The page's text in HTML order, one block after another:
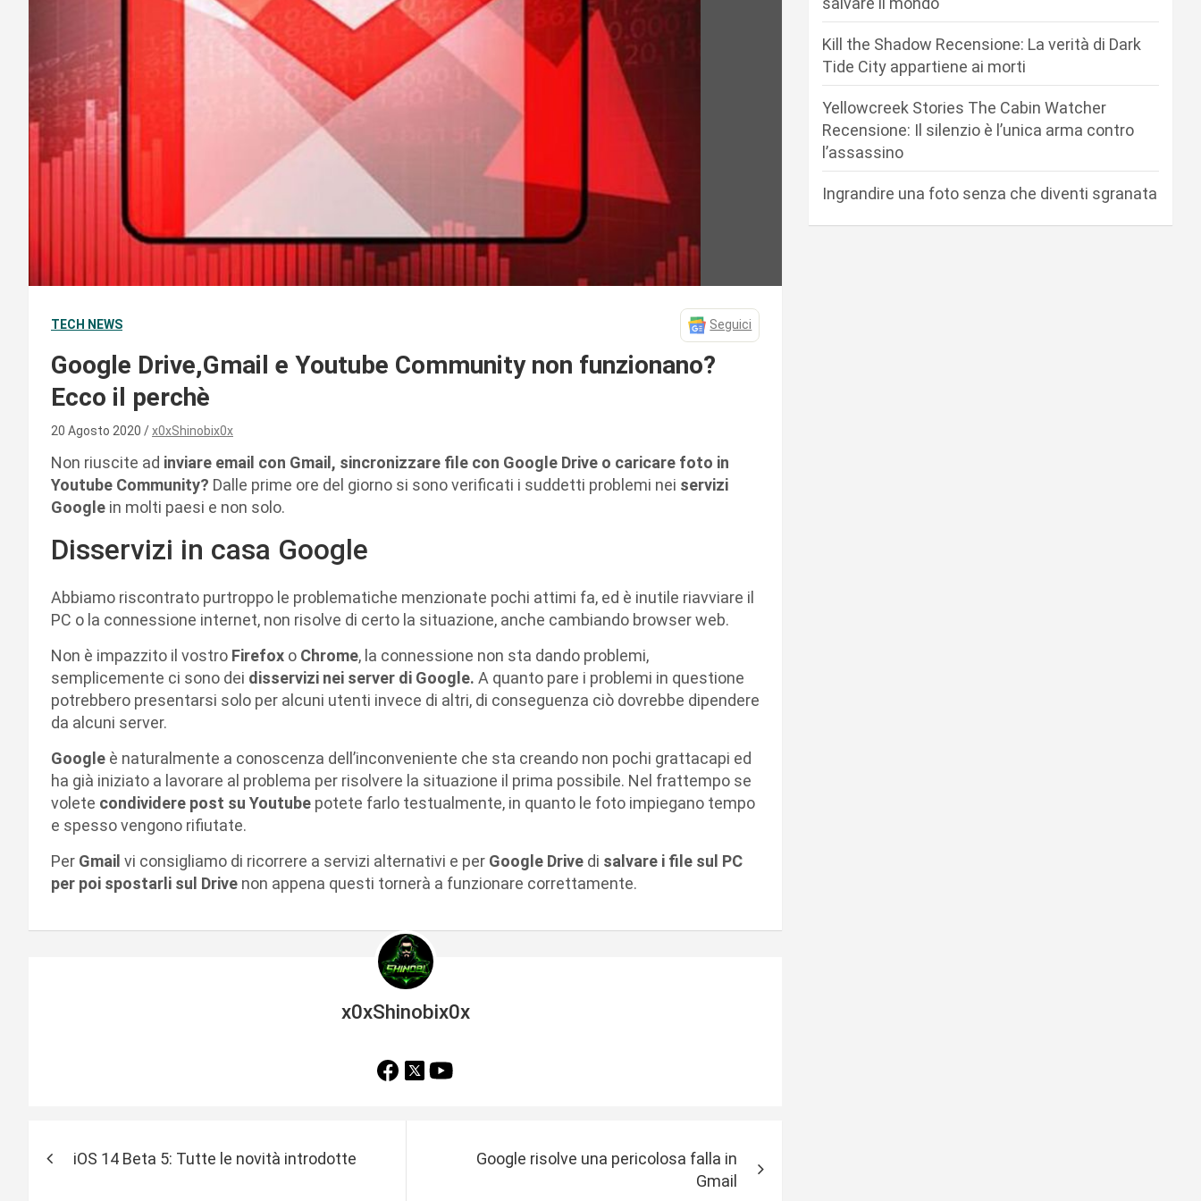
TECH NEWS Seguici
Google Drive,Gmail e Youtube Community non funzionano?
Ecco il perchè
20 Agosto 2020 x0xShinobix0x
Non riuscite ad inviare email con Gmail, sincronizzare file con Google Drive o caricare foto in
Youtube Community? Dalle prime ore del giorno si sono verificati i suddetti problemi nei servizi
Google in molti paesi e non solo.
Disservizi in casa Google
Abbiamo riscontrato purtroppo le problematiche menzionate pochi attimi fa, ed è inutile riavviare il
PC o la connessione internet, non risolve di certo la situazione, anche cambiando browser web.
Non è impazzito il vostro Firefox o Chrome, la connessione non sta dando problemi,
semplicemente ci sono dei disservizi nei server di Google. A quanto pare i problemi in questione
potrebbero presentarsi solo per alcuni utenti invece di altri, di conseguenza ciò dovrebbe dipendere
da alcuni server.
Google è naturalmente a conoscenza dell’inconveniente che sta creando non pochi grattacapi ed
ha già iniziato a lavorare al problema per risolvere la situazione il prima possibile. Nel frattempo se
volete condividere post su Youtube potete farlo testualmente, in quanto le foto impiegano tempo
e spesso vengono rifiutate.
Per Gmail vi consigliamo di ricorrere a servizi alternativi e per Google Drive di salvare i file sul PC
per poi spostarli sul Drive non appena questi tornerà a funzionare correttamente.
x0xShinobix0x
iOS 14 Beta 5: Tutte le novità introdotte
Google risolve una pericolosa falla in
Gmail
Kill the Shadow Recensione: La verità di Dark
Tide City appartiene ai morti
Yellowcreek Stories The Cabin Watcher
Recensione: Il silenzio è l’unica arma contro
l’assassino
Ingrandire una foto senza che diventi sgranata